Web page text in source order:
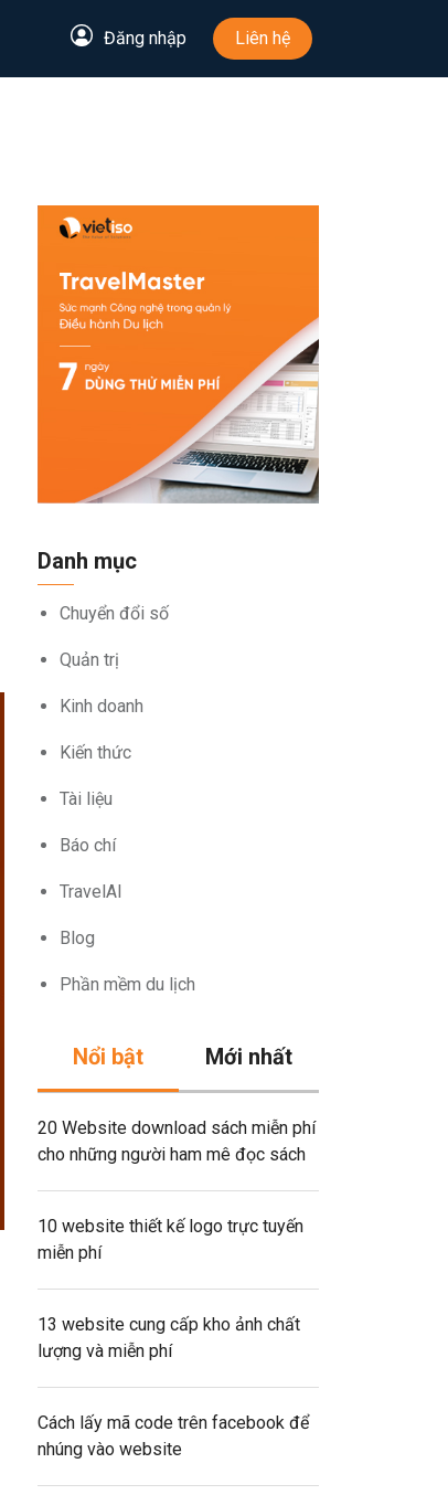
Đăng nhập Liên hệ
Danh mục
Chuyển đổi số
Quản trị
Kinh doanh
Kiến thức
Tài liệu
Báo chí
TravelAI
Blog
Phần mềm du lịch
Nổi bật Mới nhất
20 Website download sách miễn phí
cho những người ham mê đọc sách
10 website thiết kế logo trực tuyến
miễn phí
13 website cung cấp kho ảnh chất
lượng và miễn phí
Cách lấy mã code trên facebook để
nhúng vào website